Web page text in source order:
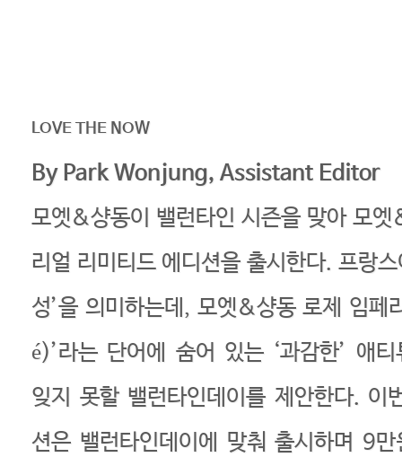
LOVE THE NOW
By Park Wonjung, Assistant Editor
모엣&샹동이 밸런타인 시즌을 맞아 모
리얼 리미티드 에디션을 출시한다. 프랑스
성’을 의미하는데, 모엣&샹동 로제 임페
é)’라는 단어에 숨어 있는 ‘과감한’ 애
잊지 못할 밸런타인데이를 제안한다. 이
션은 밸런타인데이에 맞춰 출시하며 9만